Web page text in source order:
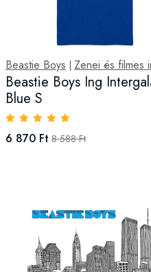
Beastie Boys Zenei és filmes
Beastie Boys Ing
Blue S
6 870 Ft 8 588 Ft